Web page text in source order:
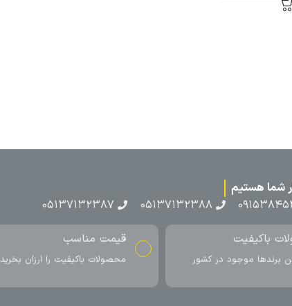
۰۵۱۳۷۱۳۲۳۸۸ ۰۵۱۳۷۱۳۲۳۸۷
باکیفیت
برندها موجود در کشور
قیمت مناسب
محصولات باکیفیت را ارزان بخرید